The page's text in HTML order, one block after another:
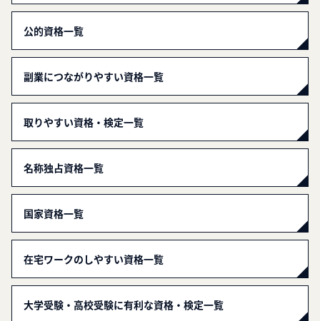
公的資格一覧
副業につながりやすい資格一覧
取りやすい資格・検定一覧
名称独占資格一覧
国家資格一覧
在宅ワークのしやすい資格一覧
大学受験・高校受験に有利な資格・検定一覧